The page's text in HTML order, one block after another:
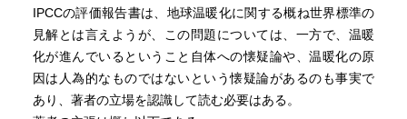
IPCCの評価報告書は、地球温暖化に関する概ね世界標準の
見解とは言えようが、この問題については、一方で、温暖
化が進んでいるということ自体への懐疑論や、温暖化の原
因は人為的なものではないという懐疑論があるのも事実で
あり、著者の立場を認識して読む必要はある。